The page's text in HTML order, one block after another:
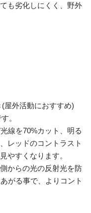
も劣化しにくく、野外
屋外活動におすすめ)
。
線を70%カット、明る
レッドのコントラスト
やすくなります。
からの光の反射光を防
がる事で、よりコント